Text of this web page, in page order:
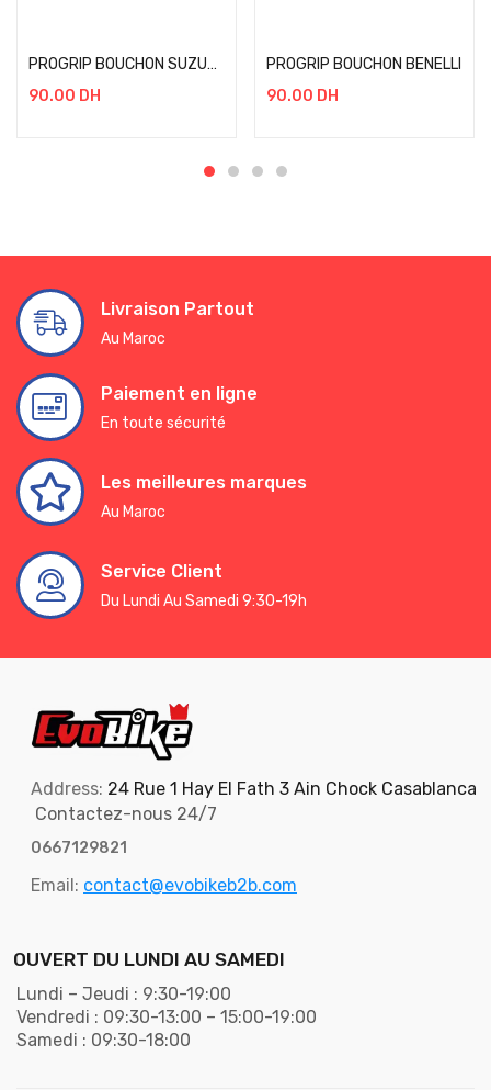
PROGRIP BOUCHON SUZUKI ANCIEN
90.00 DH
PROGRIP BOUCHON BENELLI
90.00 DH
Livraison Partout
Au Maroc
Paiement en ligne
En toute sécurité
Les meilleures marques
Au Maroc
Service Client
Du Lundi Au Samedi 9:30-19h
Address: 24 Rue 1 Hay El Fath 3 Ain Chock Casablanca
Contactez-nous 24/7
0667129821
Email: contact@evobikeb2b.com
OUVERT DU LUNDI AU SAMEDI
Lundi – Jeudi : 9:30-19:00
Vendredi : 09:30-13:00 – 15:00-19:00
Samedi : 09:30-18:00